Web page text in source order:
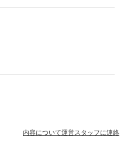
まで癒される至福のと
内容について運営スタッフに連絡